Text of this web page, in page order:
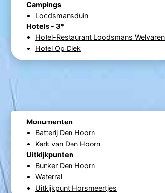
Campings
Loodsmansduin
Hotels - 3*
Hotel-Restaurant Loodsmans Welvaren
Hotel Op Diek
Monumenten
Batterij Den Hoorn
Kerk van Den Hoorn
Uitkijkpunten
Bunker Den Hoorn
Waterral
Uitkijkpunt Horsmeertjes